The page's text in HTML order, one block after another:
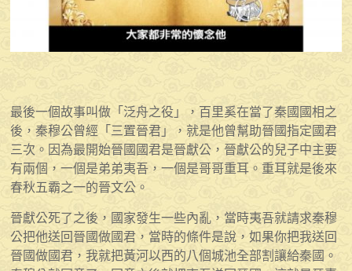
最後一個故事叫做「泛舟之役」，百里奚在當了秦國國相之
後，秦穆公曾經「三置晉君」，就是他曾幫助晉國指定國君
三次。因為最開始晉國國君是晉獻公，晉獻公的兒子中主要
有兩個，一個是弟弟夷吾，一個是哥哥重耳。重耳就是後來
春秋五霸之一的晉文公。
晉獻公死了之後，國家發生一些內亂，當時夷吾就請求秦穆
公把他送回晉國做國君，當時的條件是說，如果你把我送回
晉國做國君，我就把黃河以西的八個城池全部割讓給秦國。